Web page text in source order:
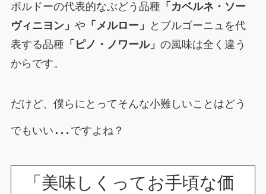
ボルドーの代表的なぶどう品種「カベルネ・ソー
ヴィニヨン」 や 「メルロー」
とブルゴーニュを代
表する品種「ピノ・ノワール」 の風味は全く違う
からです。
だけど、僕らにとってそんな小難しいことはどう
でもいい … ですよね？
「美味しくってお手頃な価